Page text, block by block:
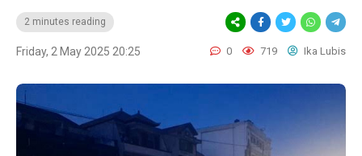
2 minutes reading
Friday, 2 May 2025 20:25 0 719 Ika Lubis